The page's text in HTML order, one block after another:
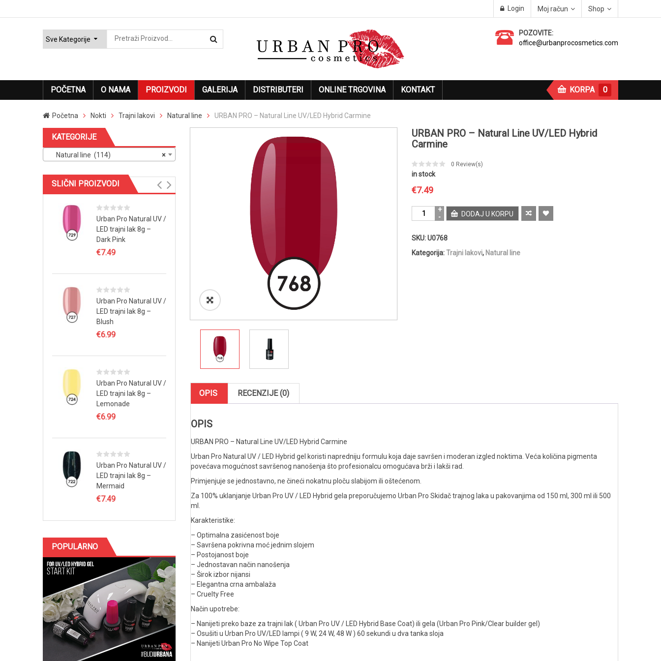
Moj račun Shop
Login
POZOVITE:
office@urbanprocosmetics.com
POČETNA O NAMA PROIZVODI GALERIJA DISTRIBUTERI ONLINE TRGOVINA KONTAKT KORPA 0
Početna Nokti Trajni lakovi Natural line URBAN PRO – Natural Line UV/LED Hybrid Carmine
KATEGORIJE
×
Natural line (114)
SLIČNI PROIZVODI
Urban Pro Natural UV /
LED trajni lak 8g –
Dark Pink
€7.49
Urban Pro Natural UV /
LED trajni lak 8g –
Blush
€6.99
Urban Pro Natural UV /
LED trajni lak 8g –
Lemonade
€6.99
Urban Pro Natural UV /
LED trajni lak 8g –
Mermaid
€7.49
POPULARNO
URBAN PRO – Natural Line UV/LED Hybrid
Carmine
0 Review(s)
in stock
€7.49
URBAN
PRO
Natural
Line
DODAJ U KORPU
SKU:U0768
Kategorija:Trajni lakovi, Natural line
OPIS RECENZIJE (0)
OPIS
URBAN PRO – Natural Line UV/LED Hybrid Carmine
Urban Pro Natural UV / LED Hybrid gel koristi napredniju formulu koja daje savršen i moderan izgled noktima. Veća količina pigmenta
povećava mogućnost savršenog nanošenja što profesionalcu omogućava brži i lakši rad.
Primjenjuje se jednostavno, ne čineći nokatnu ploču slabijom ili oštećenom.
Za 100% uklanjanje Urban Pro UV / LED Hybrid gela preporučujemo Urban Pro Skidač trajnog laka u pakovanjima od 150 ml, 300 ml ili 500
ml.
Karakteristike:
– Optimalna zasićenost boje
– Savršena pokrivna moć jednim slojem
– Postojanost boje
– Jednostavan način nanošenja
– Širok izbor nijansi
– Elegantna crna ambalaža
– Cruelty Free
Način upotrebe:
– Nanijeti preko baze za trajni lak ( Urban Pro UV / LED Hybrid Base Coat) ili gela (Urban Pro Pink/Clear builder gel)
– Osušiti u Urban Pro UV/LED lampi ( 9 W, 24 W, 48 W ) 60 sekundi u dva tanka sloja
– Nanijeti Urban Pro No Wipe Top Coat